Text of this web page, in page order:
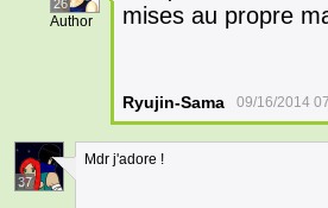
26
Author
mises au propre
Ryujin-Sama 09/16/2014
37
Mdr j'adore !